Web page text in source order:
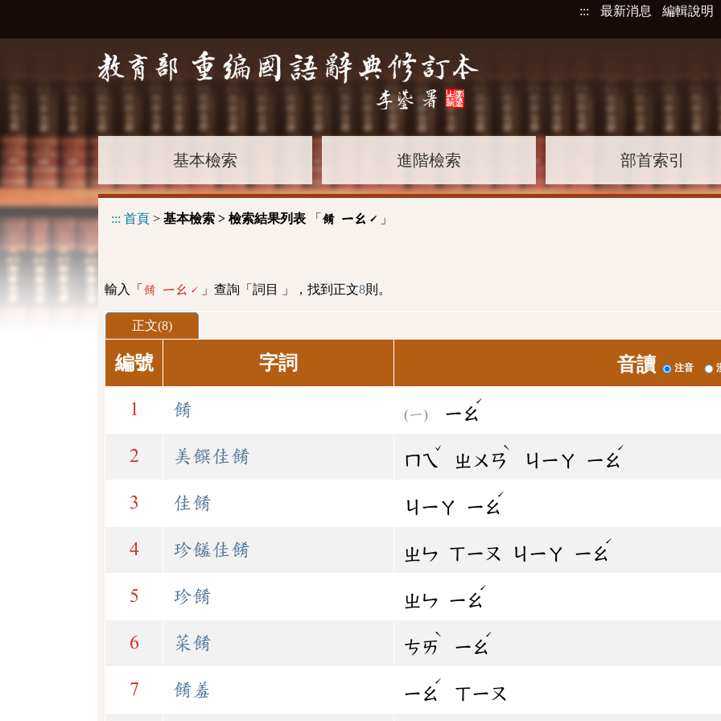
::: 最新消息 編輯說明
基本檢索 進階檢索 部首索引
::: 首頁 > 基本檢索 > 檢索結果列表 「 餚 ㄧㄠˊ 」
輸入「 餚 ㄧㄠˊ 」查詢「詞目 」，找到正文8則。
正文(8)
編號 字詞 音讀 注音
1 餚 ㄧㄠ
ˊ
2 美饌佳餚 ㄇㄟ
ˇ
ㄓㄨㄢ
ˋ
ㄐㄧㄚ ㄧㄠ
ˊ
3 佳餚 ㄐㄧㄚ ㄧㄠ
ˊ
4 珍饈佳餚 ㄓㄣ ㄒㄧㄡ ㄐㄧㄚ ㄧㄠ
ˊ
5 珍餚 ㄓㄣ ㄧㄠ
ˊ
6 菜餚 ㄘㄞ
ˋ
ㄧㄠ
ˊ
7 餚羞 ㄧㄠ
ˊ
ㄒㄧㄡ